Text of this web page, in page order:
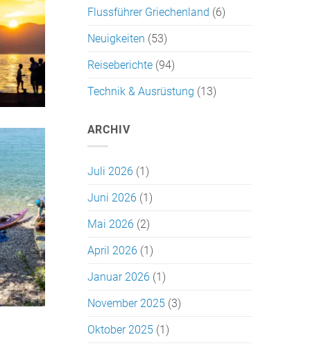
Flussführer Griechenland (6)
Neuigkeiten (53)
Reiseberichte(94)
Technik & Ausrüstung (13)
ARCHIV
Juli 2026 (1)
Juni 2026 (1)
Mai 2026 (2)
April 2026 (1)
Januar 2026 (1)
November 2025(3)
Oktober 2025(1)